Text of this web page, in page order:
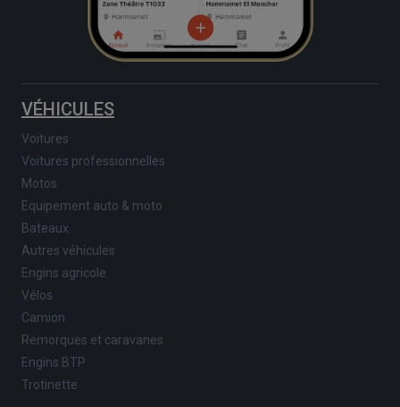
VÉHICULES
Voitures
Voitures professionnelles
Motos
Equipement auto & moto
Bateaux
Autres véhicules
Engins agricole
Vélos
Camion
Remorques et caravanes
Engins BTP
Trotinette